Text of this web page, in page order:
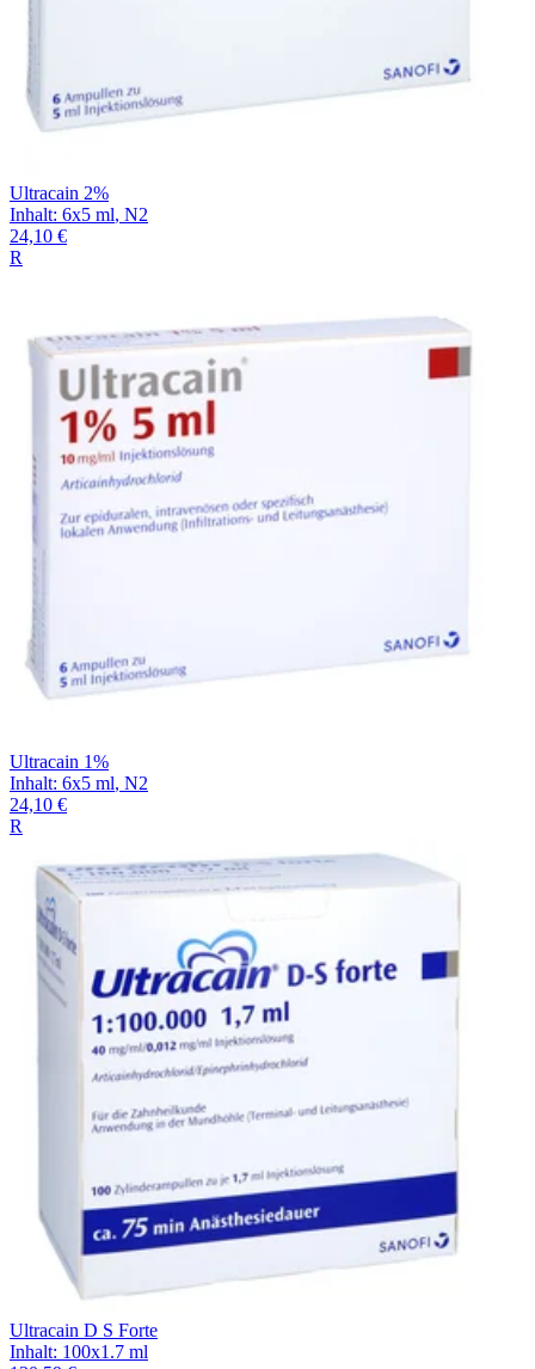
Ultracain 2%
Inhalt: 6x5 ml, N2
24,10 €
R
Ultracain 1%
Inhalt: 6x5 ml, N2
24,10 €
R
Ultracain D S Forte
Inhalt: 100x1.7 ml